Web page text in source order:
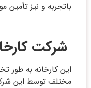
با‌‌تجربه و نیز تأمین
شرکت
مختلف توسط این